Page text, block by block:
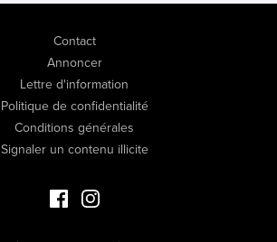
Contact
Annoncer
Lettre d'information
Politique de confidentialité
Conditions générales
Signaler un contenu illicite
Facebook Immo de Luxe
Instagram Immo de Luxe